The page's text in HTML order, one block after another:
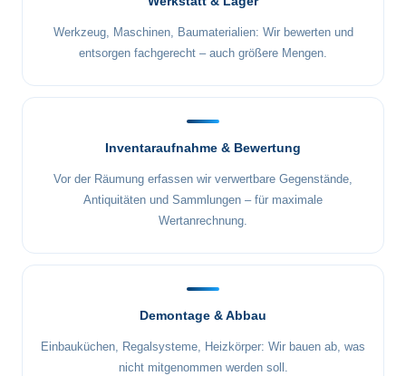
Werkzeug, Maschinen, Baumaterialien: Wir bewerten und
entsorgen fachgerecht – auch größere Mengen.
Inventaraufnahme & Bewertung
Vor der Räumung erfassen wir verwertbare Gegenstände,
Antiquitäten und Sammlungen – für maximale
Wertanrechnung.
Demontage & Abbau
Einbauküchen, Regalsysteme, Heizkörper: Wir bauen ab, was
nicht mitgenommen werden soll.